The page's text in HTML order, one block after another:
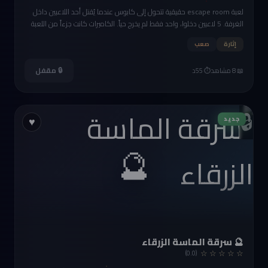
لعبة escape room حقيقية تتحول إلى كابوس عندما يُقتل أحد اللاعبين داخل
الغرفة. 5 لاعبين دخلوا، واحد فقط لم يخرج حياً. الكاميرات كانت جزءاً من اللعبة
إثارة صعب
📖 8 مشاهد ⏱️ 55د 🔒 مقفل
جديد🔒
♥
🔮
🔮 سرقة الماسة الزرقاء
☆ ☆ ☆ ☆ ☆
(0.0)